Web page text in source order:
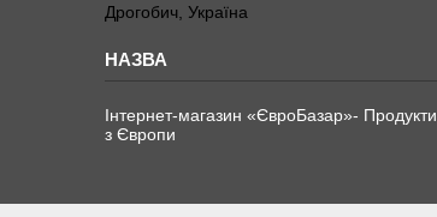
Дрогобич, Україна
Інтернет-магазин «ЄвроБазар»- Продукти
з Європи